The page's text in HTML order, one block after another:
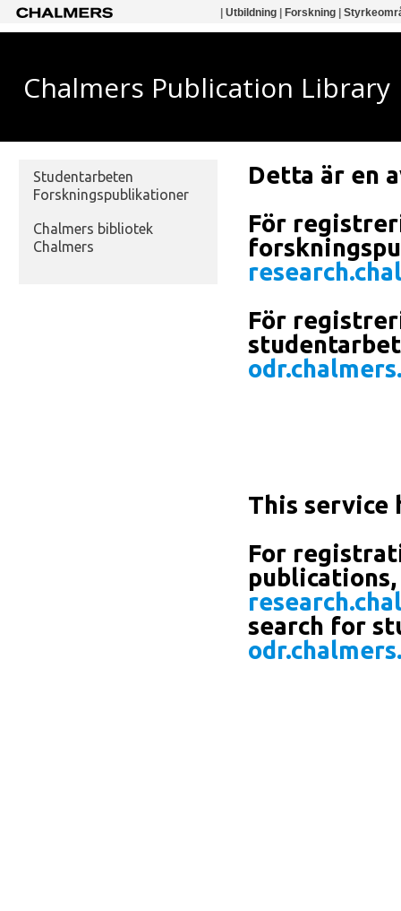
Utbildning Forskning
Chalmers Publication Library
Studentarbeten
Forskningspublikationer
Chalmers bibliotek
Chalmers
Detta är en
För
För
This service
For
search for